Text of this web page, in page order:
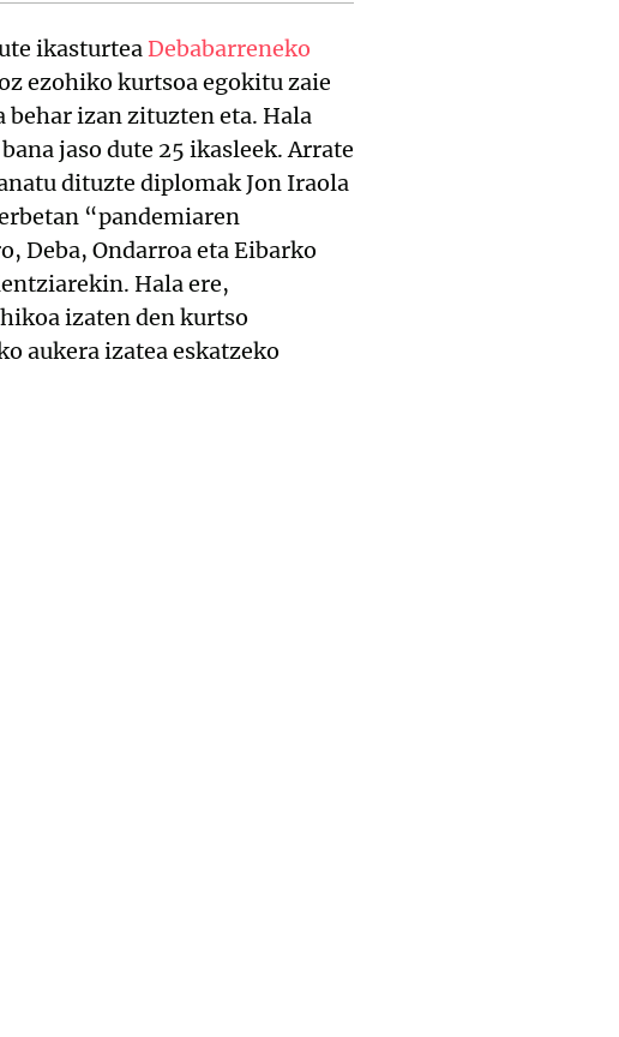
ikasturteaDebabarreneko
ezohiko kurtsoa egokitu zaie
izan zituzten eta. Hala
jaso dute 25 ikasleek. Arrate
dituzte diplomak Jon Iraola
“pandemiaren
Deba, Ondarroa eta Eibarko
Hala ere,
izaten den kurtso
aukera izatea eskatzeko